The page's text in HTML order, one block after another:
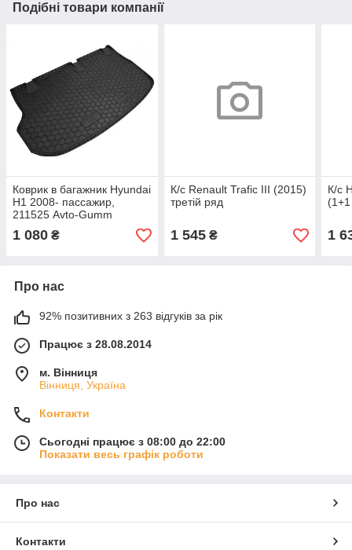
Подібні товари компанії
Коврик в багажник Hyundai
H1 2008- пассажир,
211525 Avto-Gumm
1 080 ₴
К/с Renault Trafic III (2015)
третій ряд
1 545₴
К/с
1
Про нас
92% позитивних з 263 відгуків за рік
Працює з 28.08.2014
м. Вінниця
Вінниця, Україна
Контакти
Сьогодні працює з 08:00 до 22:00
Показати весь графік роботи
Про нас
Контакти